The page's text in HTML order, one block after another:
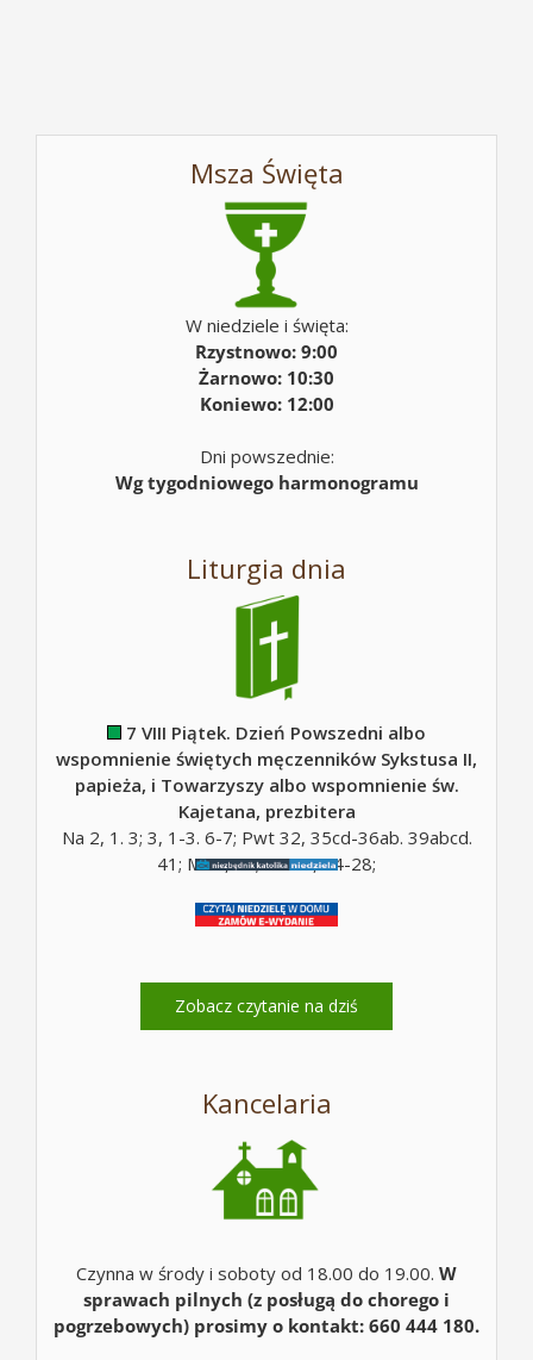
Msza Święta
W niedziele i święta:
Rzystnowo: 9:00
Żarnowo: 10:30
Koniewo: 12:00
Dni powszednie:
Wg tygodniowego harmonogramu
Liturgia dnia
7 VIII Piątek. Dzień Powszedni albo
wspomnienie świętych męczenników Sykstusa II,
papieża, i Towarzyszy albo wspomnienie św.
Kajetana, prezbitera
Na 2, 1. 3; 3, 1-3. 6-7; Pwt 32, 35cd-36ab. 39abcd.
41; Mt 5, 10; Mt 16, 24-28;
Zobacz czytanie na dziś
Kancelaria
Czynna w środy i soboty od 18.00 do 19.00. W
sprawach pilnych (z posługą do chorego i
pogrzebowych) prosimy o kontakt: 660 444 180.